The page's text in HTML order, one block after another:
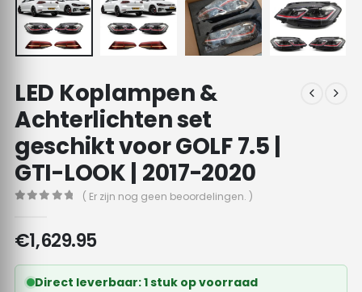
LED Koplampen &
Achterlichten set
geschikt voor GOLF 7.5 |
GTI-LOOK | 2017-2020
( Er zijn nog geen beoordelingen. )
€1,629.95
Direct leverbaar: 1 stuk op voorraad